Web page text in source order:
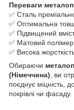
Переваги
✅ Сталь
✅ Оптимальна
✅ Підвищений
✅ Матовий полімер
✅ Висока
Обираючи
(Німеччина) , ви
поєднує міцність,
покрівлі чи фасаду.